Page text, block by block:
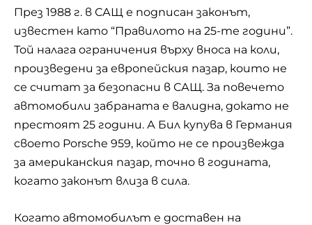
През 1988 г. в САЩ е подписан законът,
известен като “Правилото на 25-те години”.
Той налага ограничения върху вноса на коли,
произведени за европейския пазар, които не
се считат за безопасни в САЩ. За повечето
автомобили забраната е валидна, докато не
престоят 25 години. А Бил купува в Германия
своето Porsche 959, който не се произвежда
за американския пазар, точно в годината,
когато законът влиза в сила.
Когато автомобилът е доставен на